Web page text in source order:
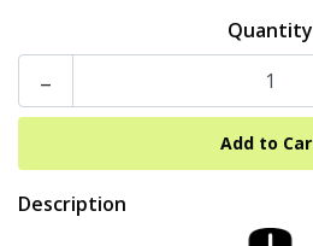
Quantity
-
Description